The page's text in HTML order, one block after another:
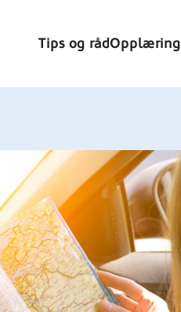
Tips og rådOpplæring